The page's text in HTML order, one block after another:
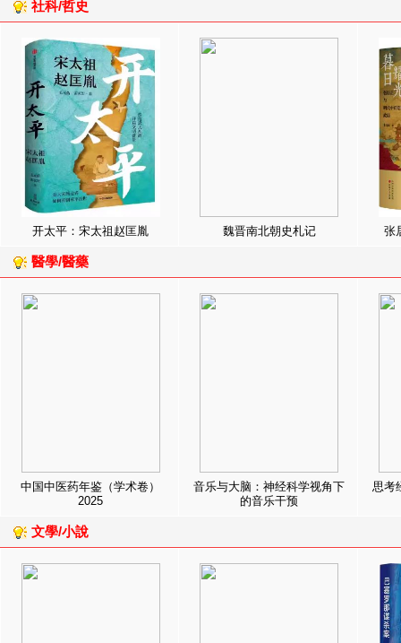
社科/哲史
开太平：宋太祖赵匡胤 魏晋南北朝史札记 张
醫學/醫藥
中国中医药年鉴（学术卷）
2025
音乐与大脑：神经科学视角下
的音乐干预
思考
文學/小說